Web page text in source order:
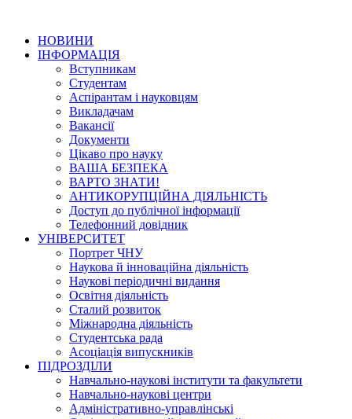
НОВИНИ
ІНФОРМАЦІЯ
Вступникам
Студентам
Аспірантам і науковцям
Викладачам
Вакансії
Документи
Цікаво про науку
ВАША БЕЗПЕКА
ВАРТО ЗНАТИ!
АНТИКОРУПЦІЙНА ДІЯЛЬНІСТЬ
Доступ до публічної інформації
Телефонний довідник
УНІВЕРСИТЕТ
Портрет ЧНУ
Наукова й інноваційна діяльність
Наукові періодичні видання
Освітня діяльність
Сталий розвиток
Міжнародна діяльність
Студентська рада
Асоціація випускників
ПІДРОЗДІЛИ
Навчально-наукові інститути та факультети
Навчально-наукові центри
Адміністративно-управлінські